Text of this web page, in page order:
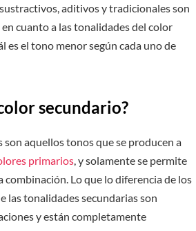
aditivos y tradicionales son
cuanto a las tonalidades del color
es el tono menor según cada uno de
secundario?
son aquellos tonos que se producen a
primarios, y solamente se permite
combinación. Lo que lo diferencia de los
las tonalidades secundarias son
y están completamente